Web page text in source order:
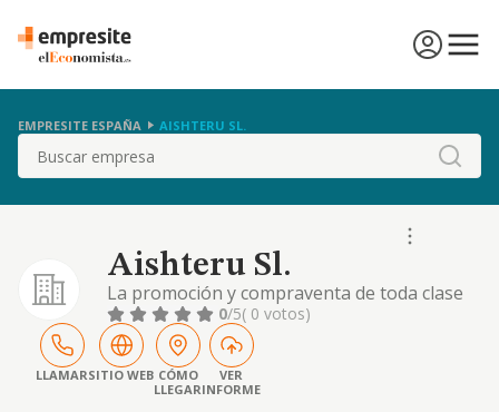
EMPRESITE ESPAÑA AISHTERU SL.
Buscar
Aishteru Sl.
La promoción y compraventa de toda clase
de suelo, cualyiera que sea su calificación y
destino urbanístico, así como su parce ción y
urbanización. la compraventa de terrenos
rústicos y la explotación de fincas agrícolas,
y forestales, así como su parcelación,
0/5( 0 votos)
LLAMARSITIO WEB CÓMO
LLEGAR
VER
INFORME